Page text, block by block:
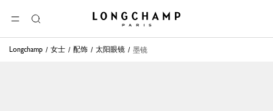
选单
搜
索
Longchamp - 主页
Longchamp 女士 配饰 太阳眼镜 墨镜